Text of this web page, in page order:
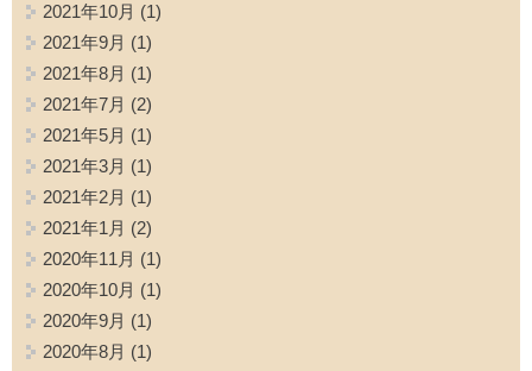
2021年10月 (1)
2021年9月 (1)
2021年8月 (1)
2021年7月 (2)
2021年5月 (1)
2021年3月 (1)
2021年2月 (1)
2021年1月 (2)
2020年11月 (1)
2020年10月 (1)
2020年9月 (1)
2020年8月 (1)